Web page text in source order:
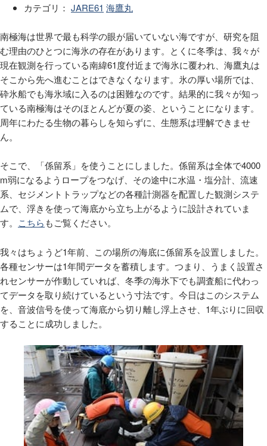
カテゴリ： JARE61 海鷹丸
南極海は世界で最も科学の眼が届いていない海ですが、研究を阻
む理由のひとつに海氷の存在があります。とくに冬季は、我々が
現在観測を行っている南緯61度付近まで海氷に覆われ、海鷹丸は
そこから先へ進むことはできなくなります。氷の厚い場所では、
砕氷船でも海氷域に入るのは困難なのです。結果的に我々が知っ
ている南極海はそのほとんどが夏の姿、ということになります。
周年にわたる生物の暮らしを知らずに、生態系は理解できませ
ん。
そこで、「係留系」を使うことにしました。係留系は全体で4000
m弱になるようロープをつなげ、その途中に水温・塩分計、流速
系、セジメントトラップなどの各種計測器を配置した観測システ
ムで、浮きを使って海底から立ち上がるように設計されていま
す。 こちら もご覧ください。
我々はちょうど1年前、この場所の海底に係留系を設置しました。
各種センサーは1年間データを蓄積します。つまり、うまく設置さ
れセンサーが作動していれば、冬季の海氷下でも調査船に代わっ
てデータを取り続けているという寸法です。今日はこのシステム
を、音波信号を使って海底から切り離し浮上させ、 1年ぶりに回収
することに成功しました。